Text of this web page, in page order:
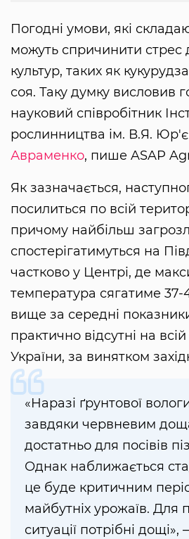
Погодні умови, які
можуть спричинити стрес
культур, таких як
соя. Таку думку висловив
науковий співробітник
рослинництва ім. В.Я.
Авраменко, пише ASAP
Як зазначається,
посилиться по всій
причому найбільш
спостерігатимуться на
частково у Центрі, де
температура сягатиме 37-
вище за середні
практично відсутні на всій
України, за винятком
«Наразі ґрунтової
завдяки червневим
достатньо для посівів
Однак наближається
це буде критичним
майбутніх урожаїв. Для
ситуації потрібні